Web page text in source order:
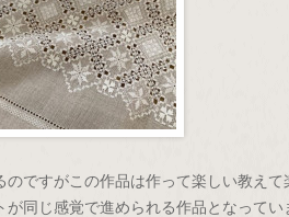
のですがこの作品は作って楽しい教えて
同じ感覚で進められる作品となってい